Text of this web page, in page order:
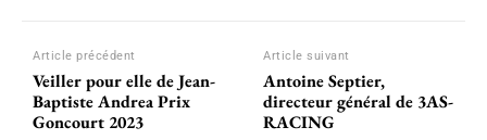
Article précédent
Veiller pour elle de Jean-
Baptiste Andrea Prix
Goncourt 2023
Article suivant
Antoine Septier,
directeur général de 3AS-
RACING